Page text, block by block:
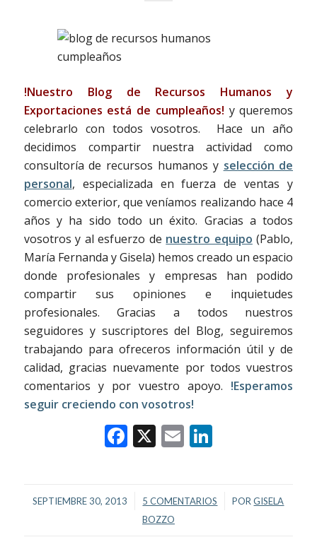
!Nuestro Blog de Recursos Humanos y
Exportaciones está de cumpleaños! y queremos
celebrarlo con todos vosotros. Hace un año
decidimos compartir nuestra actividad como
consultoría de recursos humanos y selección de
personal, especializada en fuerza de ventas y
comercio exterior, que veníamos realizando hace 4
años y ha sido todo un éxito. Gracias a todos
vosotros y al esfuerzo de nuestro equipo (Pablo,
María Fernanda y Gisela) hemos creado un espacio
donde profesionales y empresas han podido
compartir sus opiniones e inquietudes
profesionales. Gracias a todos nuestros
seguidores y suscriptores del Blog, seguiremos
trabajando para ofreceros información útil y de
calidad, gracias nuevamente por todos vuestros
comentarios y por vuestro apoyo. !Esperamos
seguir creciendo con vosotros!
Facebook
X EmailLinkedIn
SEPTIEMBRE 30, 2013
/ 5 COMENTARIOS
/ PORGISELA
BOZZO